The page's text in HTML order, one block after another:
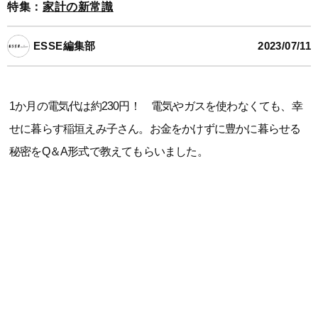
特集： 家計の新常識
ESSE編集部 2023/07/11
1か月の電気代は約230円！ 電気やガスを使わなくても、幸
せに暮らす稲垣えみ子さん。お金をかけずに豊かに暮らせる
秘密をQ＆A形式で教えてもらいました。